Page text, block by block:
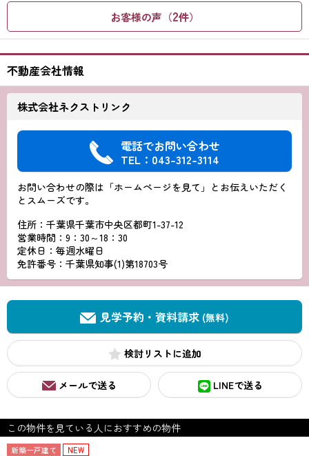
お客様の声（2件）
不動産会社情報
株式会社ネクストリンク
電話でお問い合わせ
TEL：043-312-3114
お問い合わせの際は「ホームページを見て」とお伝えいただく
とスムーズです。
住所：千葉県千葉市中央区都町1-37-12
営業時間：9：30～18：30
定休日：毎週水曜日
免許番号：千葉県知事(1)第18703号
見学予約・資料請求 (無料)
検討リスト
メールで送る LINEで送る
この物件を見ている人におすすめの物件
新築一戸建て NEW